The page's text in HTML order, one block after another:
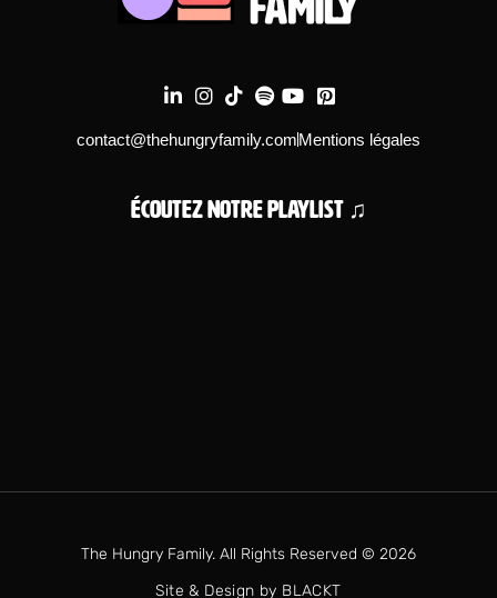
contact@thehungryfamily.comMentions légales
Écoutez notre playlist ♫
Site & Design by BLACKT
The Hungry Family. All Rights Reserved © 2026